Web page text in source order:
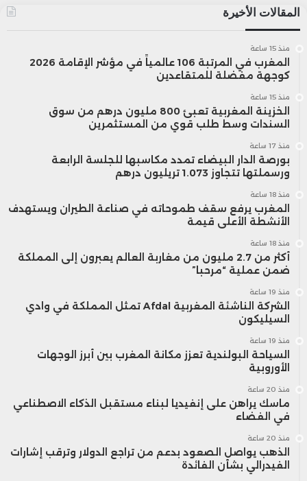
المقالات الأخيرة
منذ 15 ساعة
المغرب في المرتبة 106 عالمياً في مؤشر الإقامة 2026
كوجهة مفضلة للمتقاعدين
منذ 15 ساعة
الخزينة المغربية تعبئ 800 مليون درهم من سوق
السندات وسط طلب قوي من المستثمرين
منذ 17 ساعة
بورصة الدار البيضاء تمدد مكاسبها للجلسة الرابعة
ورسملتها تتجاوز 1.073 تريليون درهم
منذ 18 ساعة
المغرب يرفع سقف طموحاته في صناعة الطيران ويستهدف
الأنشطة الأعلى قيمة
منذ 18 ساعة
أكثر من 2.7 مليون من مغاربة العالم يعبرون إلى المملكة
ضمن عملية “مرحبا”
منذ 19 ساعة
الشركة الناشئة المغربية Afdal تمثل المملكة في وادي
السيليكون
منذ 19 ساعة
السياحة البولندية تعزز مكانة المغرب بين أبرز الوجهات
الأوروبية
منذ 20 ساعة
ماسك يراهن على إنفيديا لبناء مستقبل الذكاء الاصطناعي
في الفضاء
منذ 20 ساعة
الذهب يواصل الصعود بدعم من تراجع الدولار وترقب إشارات
الفيدرالي بشأن الفائدة